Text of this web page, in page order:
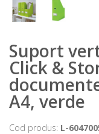
Suport
Click &
A4, verde
Cod produs: L-